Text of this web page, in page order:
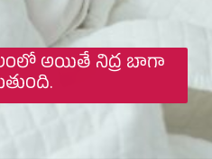
అయితే నిద్ర బాగా